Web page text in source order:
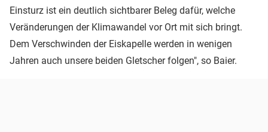
Einsturz ist ein deutlich sichtbarer Beleg dafür, welche
Veränderungen der Klimawandel vor Ort mit sich bringt.
Dem Verschwinden der Eiskapelle werden in wenigen
Jahren auch unsere beiden Gletscher folgen", so Baier.